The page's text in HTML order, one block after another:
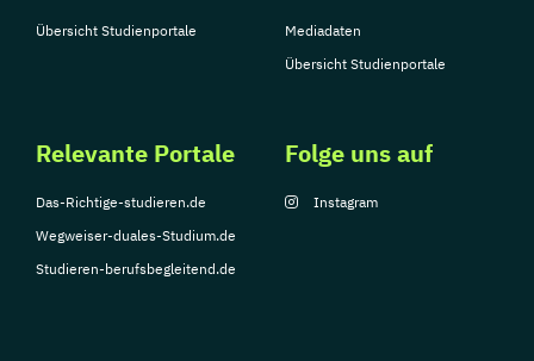
Übersicht Studienportale
Mediadaten
Übersicht Studienportale
Relevante Portale
Das-Richtige-studieren.de
Wegweiser-duales-Studium.de
Studieren-berufsbegleitend.de
Folge uns auf
Instagram